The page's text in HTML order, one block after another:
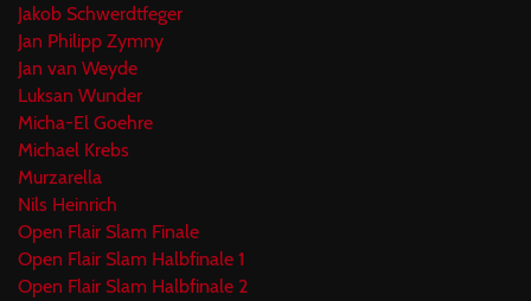
Jakob Schwerdtfeger
Jan Philipp Zymny
Jan van Weyde
Luksan Wunder
Micha-El Goehre
Michael Krebs
Murzarella
Nils Heinrich
Open Flair Slam Finale
Open Flair Slam Halbfinale 1
Open Flair Slam Halbfinale 2